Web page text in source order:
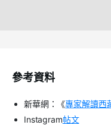
參考資料
新華網：《專家解讀西
Instagram帖文